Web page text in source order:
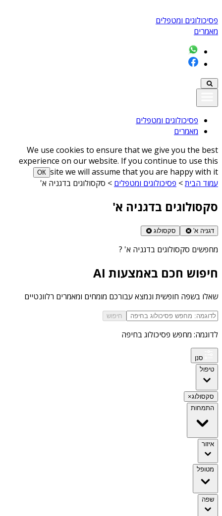
פסיכולוגים ומטפלים
מאמרים
פסיכולוגים ומטפלים
מאמרים
We use cookies to ensure that we give you the best
experience on our website. If you continue to use this
site we will assume that you are happy with it
ОК
עמוד הבית> פסיכולוגים ומטפלים > סקסולוגים בדגניה א'
סקסולוגים בדגניה א'
דגניה א' סקסולוג
מחפשים סקסולוגים בדגניה א' ?
חיפוש חכם באמצעות AI
שאלו בשפה חופשית ונמצא עבורכם מומחים ומאמרים רלוונטיים
חיפוש
לדוגמה: מחפש פסיכולוג בחיפה
סנן
טיפול
סקסולוג×
התמחות
איזור
מטופל
שפה